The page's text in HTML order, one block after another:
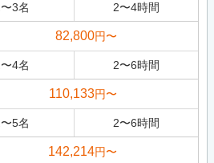
〜3名 2〜4時間
82,800円〜
〜4名 2〜6時間
110,133円〜
〜5名 2〜6時間
142,214円〜